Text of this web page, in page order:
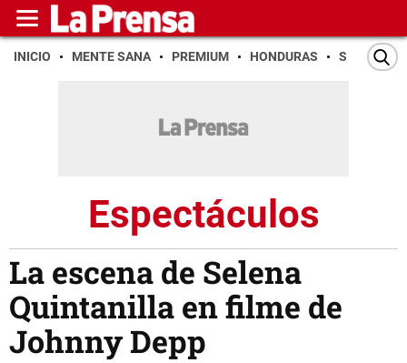
INICIO MENTE SANA PREMIUM HONDURAS SAN PEDRO
Espectáculos
La escena de Selena
Quintanilla en filme de
Johnny Depp